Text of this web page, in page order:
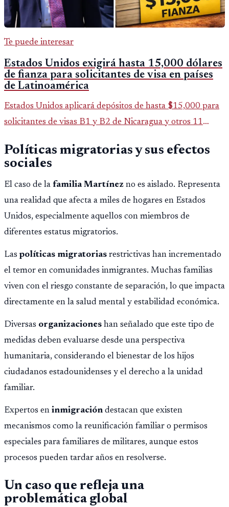
Te puede interesar
Estados Unidos exigirá hasta 15,000 dólares
de fianza para solicitantes de visa en países
de Latinoamérica
Estados Unidos aplicará depósitos de hasta $15,000 para
solicitantes de visas B1 y B2 de Nicaragua y otros 11
políticas migratorias.
Políticas migratorias y sus efectos
sociales
El caso de la familia Martínez no es aislado. Representa
una realidad que afecta a miles de hogares en Estados
Unidos, especialmente aquellos con miembros de
diferentes estatus migratorios.
Las políticas migratorias restrictivas han incrementado
el temor en comunidades inmigrantes. Muchas familias
viven con el riesgo constante de separación, lo que impacta
directamente en la salud mental y estabilidad económica.
Diversas organizaciones han señalado que este tipo de
medidas deben evaluarse desde una perspectiva
humanitaria, considerando el bienestar de los hijos
ciudadanos estadounidenses y el derecho a la unidad
familiar.
Expertos en inmigración destacan que existen
mecanismos como la reunificación familiar o permisos
especiales para familiares de militares, aunque estos
procesos pueden tardar años en resolverse.
Un caso que refleja una
problemática global